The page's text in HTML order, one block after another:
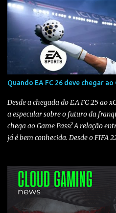
1️⃣ Alterar a região da conta
amazon.com . Vá em “Sua Conta”
Dispositivos” . No menu
Estados Unidos . Salve as
um endereço nos EUA , mesmo
aqui . Eu uso endereço de sites de
mesmo se não tiver um, veja na
alterações. Isso é necessário pois
contas configuradas para os EUA
Escolher uma assinatura
Quando EA FC 26 deve chegar ao
Desde a chegada do EA FC 25 ao
a especular sobre o futuro da
chega ao Game Pass? A relação
já é bem conhecida. Desde o FIFA
Analisando os últimos títulos,
22 ➡️ 23/06/2022 (Somente Game
(Somente Game Pass) - Em 21/
🔹EA FC 24 ➡️ 25/06/2024 (Game